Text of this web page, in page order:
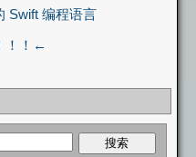
Swift 编程语言
！！←